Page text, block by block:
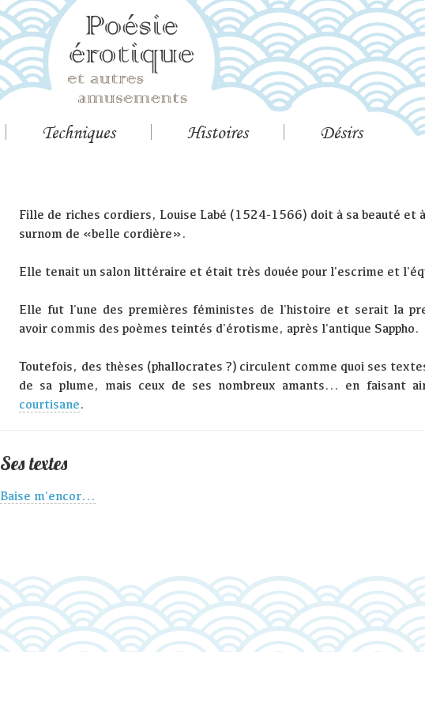
Techniques Histoires Désirs
Fille de riches cordiers, Louise Labé (1524-1566) doit à sa beauté et
surnom de «belle cordière».
Elle tenait un salon littéraire et était très douée pour l'escrime et
Elle fut l'une des premières féministes de l'histoire et serait la
avoir commis des poèmes teintés d'érotisme, après l'antique Sappho.
Toutefois, des thèses (phallocrates ?) circulent comme quoi ses
de sa plume, mais ceux de ses nombreux amants... en faisant
courtisane.
Ses textes
Baise m'encor...